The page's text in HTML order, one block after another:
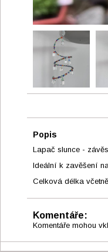
Popis
Lapač slunce -
Ideální k zavěšení
Celková délka
Komentáře:
Komentáře mohou